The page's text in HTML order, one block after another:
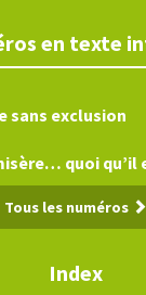
en texte
sans exclusion
quoi qu’il
Tous les numéros
Index